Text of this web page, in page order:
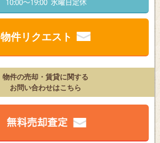
物件リクエスト
物件の売却・賃貸に関する
お問い合わせはこちら